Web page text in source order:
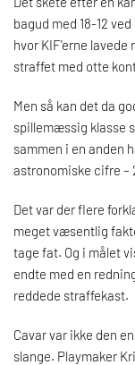
bagud med 18-12
hvor KIF'erne
straffet med otte
Men så kan det da
spillemæssig klasse
sammen i en anden
astronomiske cifre –
Det var der flere
meget væsentlig
tage fat. Og i målet
endte med en
reddede straffekast.
Cavar var ikke den
slange. Playmaker